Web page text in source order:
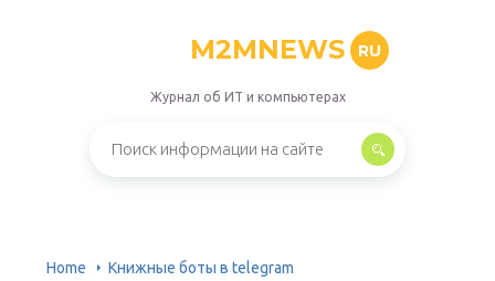
M2MNEWS RU
Журнал об ИТ и компьютерах
Home Книжные боты в telegram